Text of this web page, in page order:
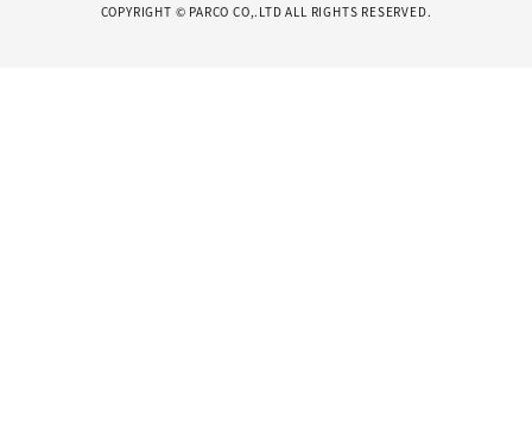
COPYRIGHT © PARCO CO,.LTD ALL RIGHTS RESERVED.